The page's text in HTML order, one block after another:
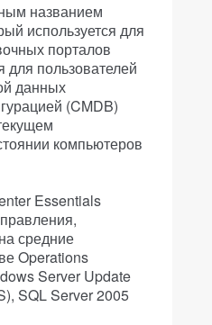
названием
используется для
порталов
пользователей
данных
(CMDB)
компьютеров
Essentials
средние
Operations
Server Update
SQL Server 2005